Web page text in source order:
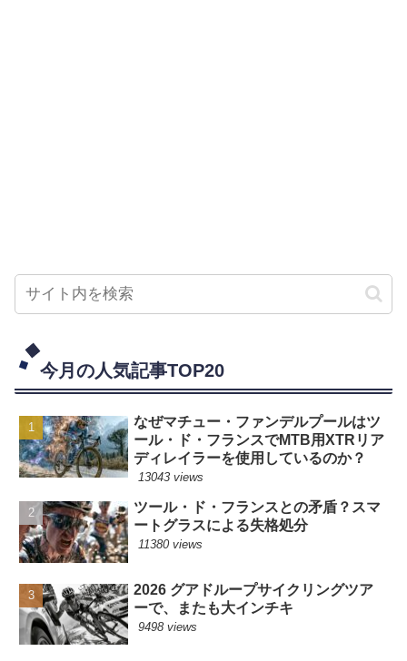
今月の人気記事TOP20
なぜマチュー・ファンデルプールはツ
ール・ド・フランスでMTB用XTRリア
ディレイラーを使用しているのか？
13043 views
ツール・ド・フランスとの矛盾？スマ
ートグラスによる失格処分
11380 views
2026 グアドループサイクリングツア
ーで、またも大インチキ
9498 views